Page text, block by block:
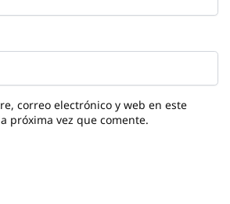
correo electrónico y web en este
próxima vez que comente.